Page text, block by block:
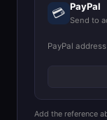
💳 PayPal
Send to
PayPal address
Add the reference